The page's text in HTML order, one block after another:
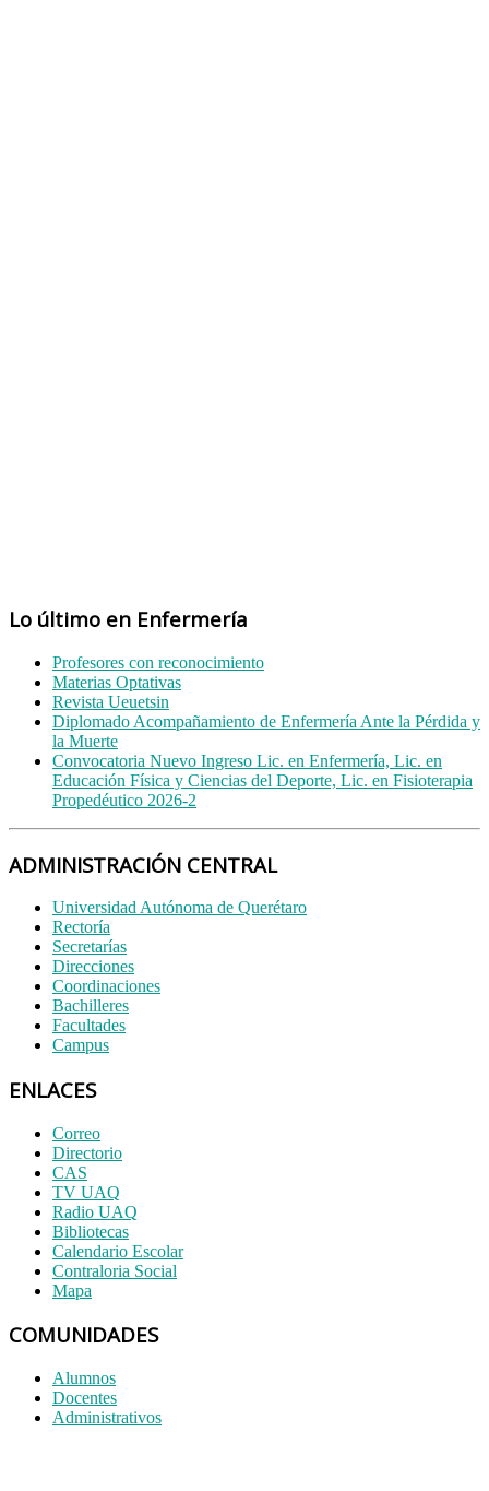
Lo último en Enfermería
Profesores con reconocimiento
Materias Optativas
Revista Ueuetsin
Diplomado Acompañamiento de Enfermería Ante la Pérdida y
la Muerte
Convocatoria Nuevo Ingreso Lic. en Enfermería, Lic. en
Educación Física y Ciencias del Deporte, Lic. en Fisioterapia
Propedéutico 2026-2
ADMINISTRACIÓN CENTRAL
Universidad Autónoma de Querétaro
Rectoría
Secretarías
Direcciones
Coordinaciones
Bachilleres
Facultades
Campus
ENLACES
Correo
Directorio
CAS
TV UAQ
Radio UAQ
Bibliotecas
Calendario Escolar
Contraloria Social
Mapa
COMUNIDADES
Alumnos
Docentes
Administrativos